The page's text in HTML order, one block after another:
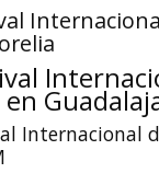
en
Internacional